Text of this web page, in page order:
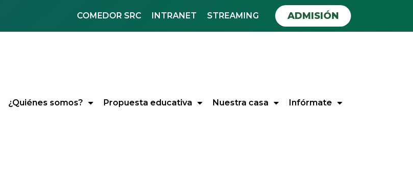
COMEDOR SRC INTRANET STREAMING ADMISIÓN
¿Quiénes somos? Propuesta educativa Nuestra casa Infórmate